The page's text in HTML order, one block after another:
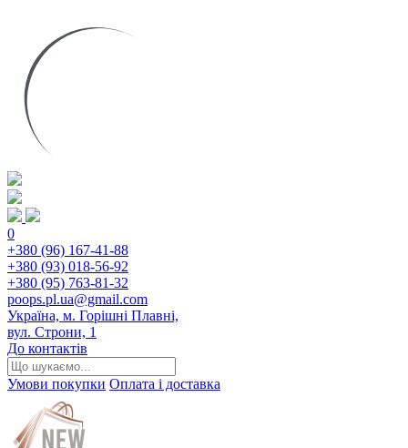
0
+380 (96) 167-41-88
+380 (93) 018-56-92
+380 (95) 763-81-32
poops.pl.ua@gmail.com
Україна, м. Горішні Плавні,
вул. Строни, 1
До контактів
Умови покупки Оплата і доставка